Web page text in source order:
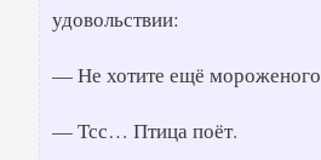
удовольствии:
— Не хотите ещё
— Тсс… Птица поёт.